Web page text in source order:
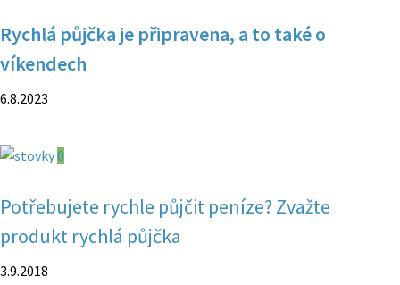
Rychlá půjčka je připravena, a to také o
víkendech
6.8.2023
0
Potřebujete rychle půjčit peníze? Zvažte
produkt rychlá půjčka
3.9.2018